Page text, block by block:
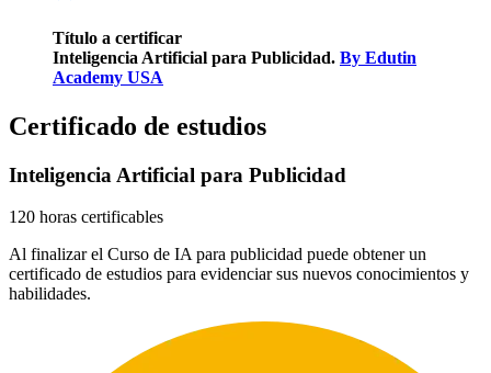
Título a certificar
Inteligencia Artificial para Publicidad. By Edutin
Academy USA
Certificado de estudios
Inteligencia Artificial para Publicidad
120 horas certificables
Al finalizar el Curso de IA para publicidad puede obtener un
certificado de estudios para evidenciar sus nuevos conocimientos y
habilidades.